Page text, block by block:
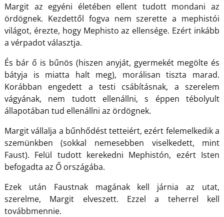
Margit az egyéni életében ellent tudott mondani az
ördögnek. Kezdettől fogva nem szerette a mephistói
világot, érezte, hogy Mephisto az ellensége. Ezért inkább
a vérpadot választja.
És bár ő is bűnös (hiszen anyját, gyermekét megölte és
bátyja is miatta halt meg), morálisan tiszta marad.
Korábban engedett a testi csábításnak, a szerelem
vágyának, nem tudott ellenállni, s éppen tébolyult
állapotában tud ellenállni az ördögnek.
Margit vállalja a bűnhődést tetteiért, ezért felemelkedik a
szemünkben (sokkal nemesebben viselkedett, mint
Faust). Felül tudott kerekedni Mephistón, ezért Isten
befogadta az Ő országába.
Ezek után Faustnak magának kell járnia az utat,
szerelme, Margit elveszett. Ezzel a teherrel kell
továbbmennie.